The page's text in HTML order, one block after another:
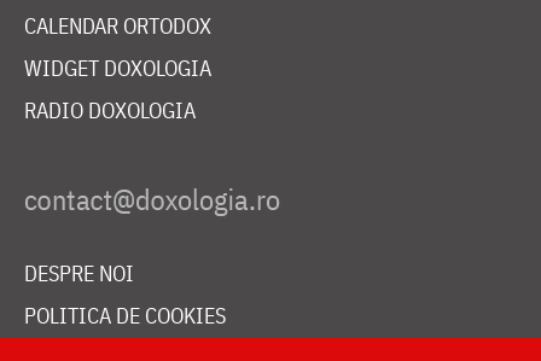
CALENDAR ORTODOX
WIDGET DOXOLOGIA
RADIO DOXOLOGIA
DESPRE NOI
POLITICA DE COOKIES